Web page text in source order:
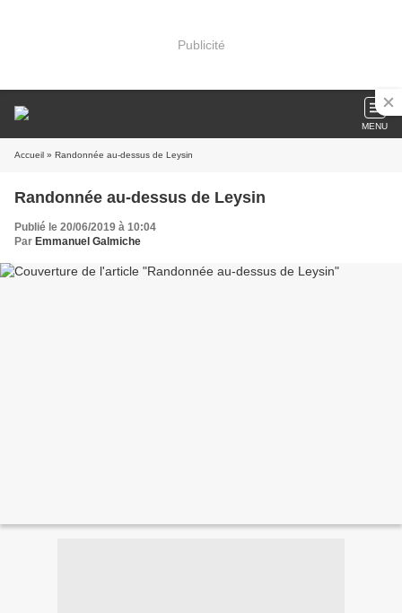
Publicité
MENU
Accueil » Randonnée au-dessus de Leysin
Randonnée au-dessus de Leysin
Publié le 20/06/2019 à 10:04
Par Emmanuel Galmiche